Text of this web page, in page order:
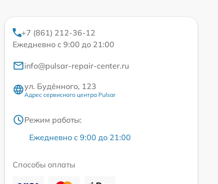
+7 (861) 212-36-12
Ежедневно с 9:00 до 21:00
info@pulsar-repair-center.ru
ул. Будённого, 123
Адрес сервисного центра Pulsar
Режим работы:
Ежедневно с 9:00 до 21:00
Способы оплаты